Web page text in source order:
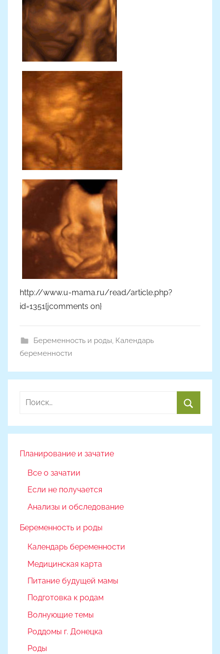
http://www.u-mama.ru/read/article.php?
id=1351{jcomments on}
Беременность и роды Календарь
беременности
Найти:
Планирование и зачатие
Все о зачатии
Если не получается
Анализы и обследование
Беременность и роды
Календарь беременности
Медицинская карта
Питание будущей мамы
Подготовка к родам
Волнующие темы
Роддомы г. Донецка
Роды